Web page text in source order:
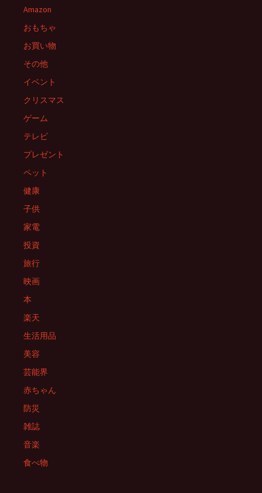
ー
シ
ョ
ン
Amazon
おもちゃ
お買い物
その他
イベント
クリスマス
ゲーム
テレビ
プレゼント
ペット
健康
子供
家電
投資
旅行
映画
本
楽天
生活用品
美容
芸能界
赤ちゃん
防災
雑誌
音楽
食べ物